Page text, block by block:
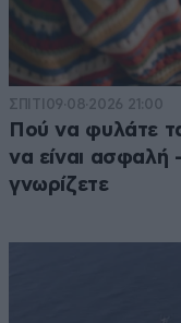
ΣΠΙΤΙ 09·08·2026 21:00
Πού να φυλάτε
να είναι ασφαλή
γνωρίζετε